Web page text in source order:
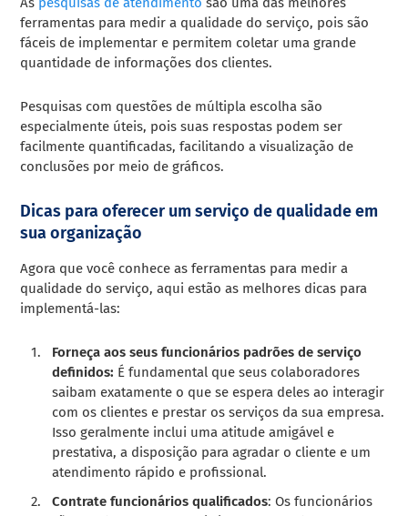
ferramentas para medir a qualidade do serviço, pois são
fáceis de implementar e permitem coletar uma grande
quantidade de informações dos clientes.
Pesquisas com questões de múltipla escolha são
especialmente úteis, pois suas respostas podem ser
facilmente quantificadas, facilitando a visualização de
conclusões por meio de gráficos.
Dicas para oferecer um serviço de qualidade em
sua organização
Agora que você conhece as ferramentas para medir a
qualidade do serviço, aqui estão as melhores dicas para
implementá-las:
Forneça aos seus funcionários padrões de serviço
definidos: É fundamental que seus colaboradores
saibam exatamente o que se espera deles ao interagir
com os clientes e prestar os serviços da sua empresa.
Isso geralmente inclui uma atitude amigável e
prestativa, a disposição para agradar o cliente e um
atendimento rápido e profissional.
Contrate funcionários qualificados: Os funcionários